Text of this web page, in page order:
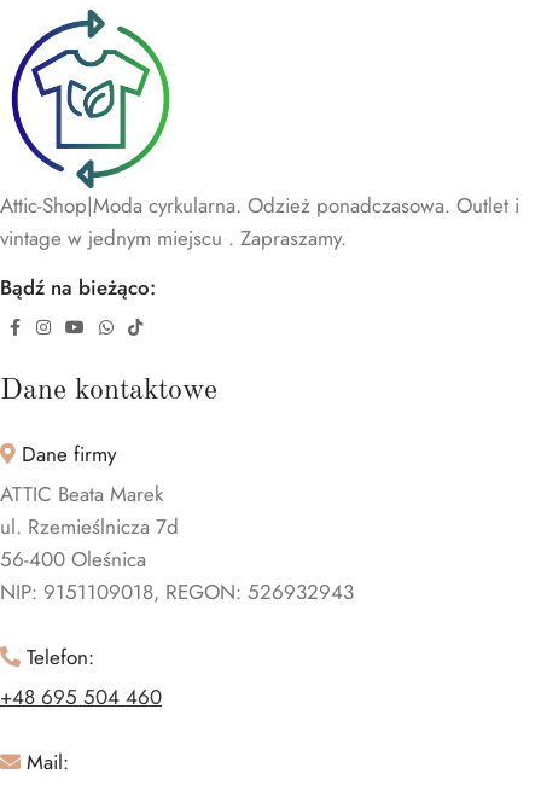
Attic-Shop|Moda cyrkularna. Odzież ponadczasowa. Outlet i
vintage w jednym miejscu . Zapraszamy.
Bądź na bieżąco:
Dane kontaktowe
Dane firmy
ATTIC Beata Marek
ul. Rzemieślnicza 7d
56-400 Oleśnica
NIP: 9151109018, REGON: 526932943
Telefon:
+48 695 504 460
Mail: